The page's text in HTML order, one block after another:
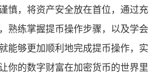
慎，将资产安全放在首位，通过充
熟练掌握提币操作步骤，以及学会
能够更加顺利地完成提币操作，实
你的数字财富在加密货币的世界里